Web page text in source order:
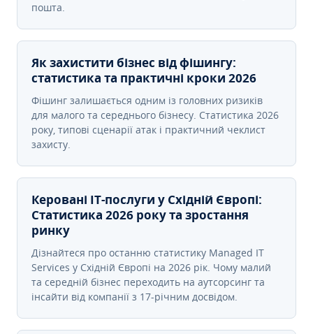
пошта.
Як захистити бізнес від фішингу:
статистика та практичні кроки 2026
Фішинг залишається одним із головних ризиків
для малого та середнього бізнесу. Статистика 2026
року, типові сценарії атак і практичний чеклист
захисту.
Керовані ІТ-послуги у Східній Європі:
Статистика 2026 року та зростання
ринку
Дізнайтеся про останню статистику Managed IT
Services у Східній Європі на 2026 рік. Чому малий
та середній бізнес переходить на аутсорсинг та
інсайти від компанії з 17-річним досвідом.